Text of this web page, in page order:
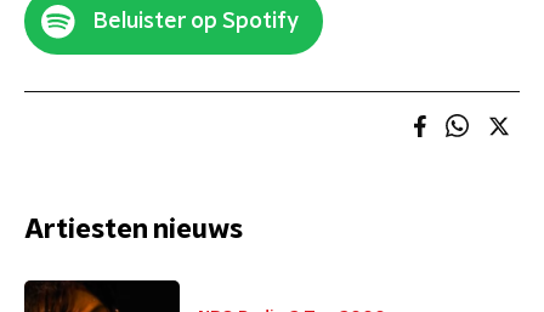
Beluister op Spotify
Artiesten nieuws